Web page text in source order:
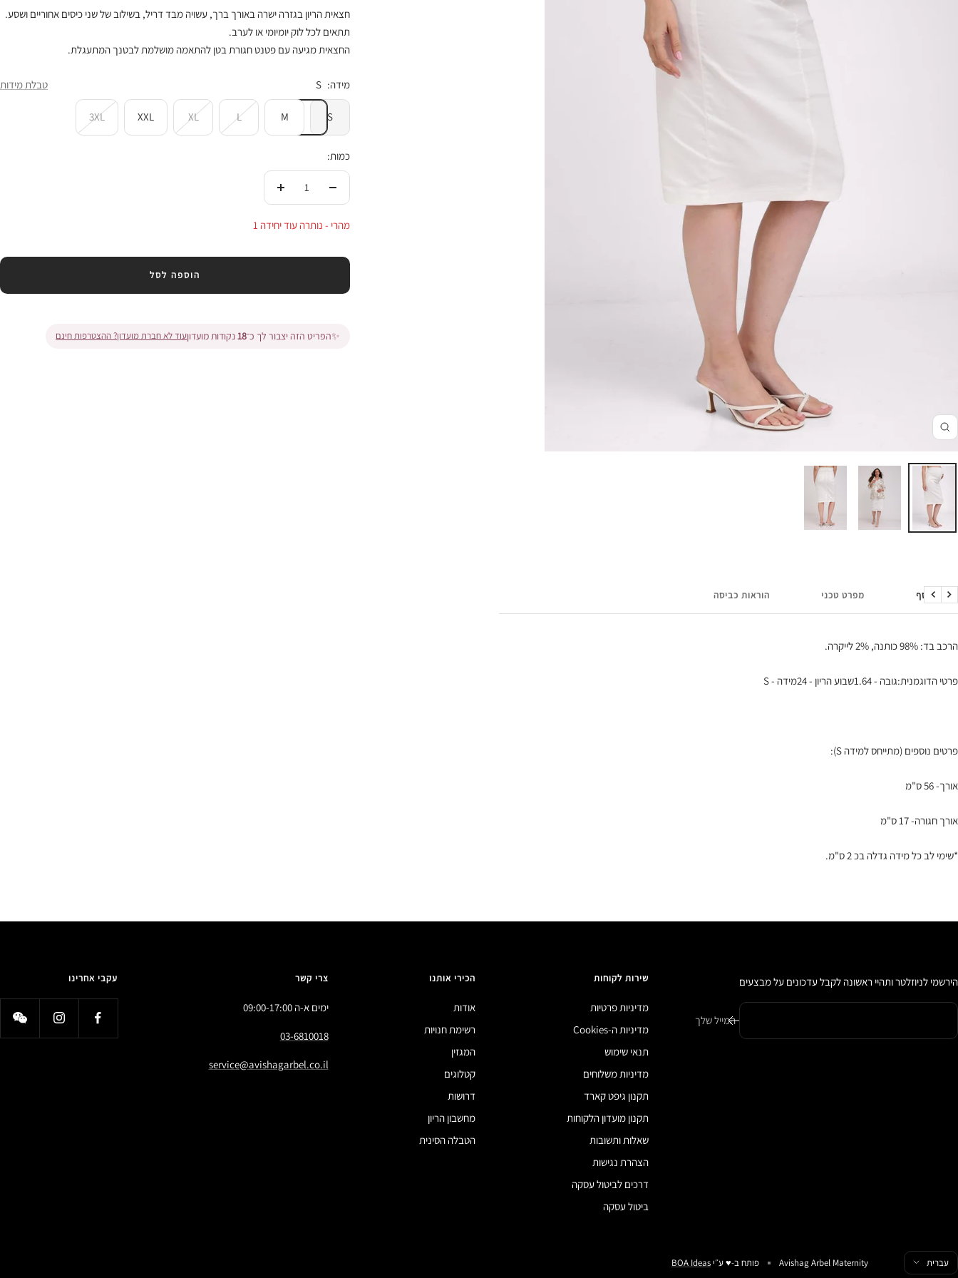
זום
חצאית הריון בגזרה ישרה באורך ברך, עשויה מבד דריל, בשילוב של שני כיסים אחוריים ושסע.
תתאים לכל לוק יומיומי או לערב.
החצאית מגיעה עם פטנט חגורת בטן להתאמה מושלמת לבטנך המתעגלת.
מידה: S טבלת מידות
S
M
L
XL
XXL
3XL
כמות:
העלי
מהרי - נותרה עוד יחידה 1
הוספה לסל
✨הפריט הזה יצבור לך כ־18 נקודות מועדוןעוד לא חברת מועדון? ההצטרפות חינם
מידע נוסף מפרט טכני הוראות כביסה
הקודם
הבא
הרכב בד: 98% כותנה, 2% לייקרה.
פרטי הדוגמנית:גובה - 1.64שבוע הריון - 24מידה - S
פרטים נוספים (מתייחס למידה S):
אורך- 56 ס"מ
אורך חגורה- 17 ס"מ
*שימי לב כל מידה גדלה בכ 2 ס"מ.
הירשמי לניוזלטר ותהיי ראשונה לקבל עדכונים על מבצעים
המייל שלך
שירות לקוחות
מדיניות פרטיות
מדיניות ה-Cookies
תנאי שימוש
מדיניות משלוחים
תקנון גיפט קארד
תקנון מועדון הלקוחות
שאלות ותשובות
הצהרת נגישות
דרכים לביטול עסקה
ביטול עסקה
הכירי אותנו
אודות
רשימת חנויות
המגזין
קטלוגים
דרושות
מחשבון הריון
הטבלה הסינית
צרי קשר
ימים א-ה 09:00-17:00
03-6810018
service@avishagarbel.co.il
עקבי אחרינו
שפהעברית Avishag Arbel Maternity פותח ב-♥️ ע״י BOA Ideas